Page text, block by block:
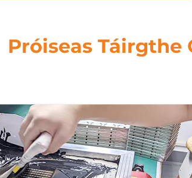
Próiseas Táirgthe